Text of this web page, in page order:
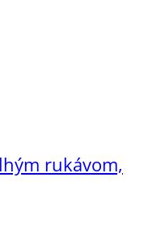
rukávom,